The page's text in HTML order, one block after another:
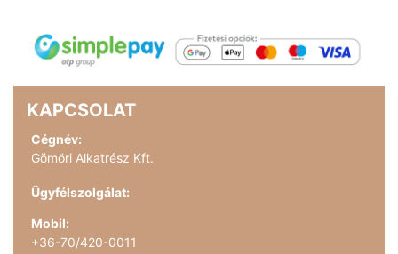
KAPCSOLAT
Cégnév:
Gömöri Alkatrész Kft.
Ügyfélszolgálat:
Mobil:
+36-70/420-0011